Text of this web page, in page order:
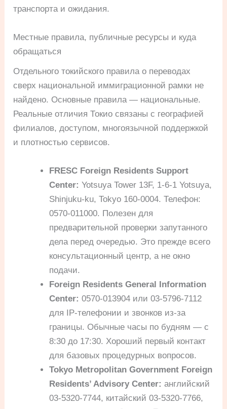
транспорта и ожидания.
Местные правила, публичные ресурсы и куда
обращаться
Отдельного токийского правила о переводах
сверх национальной иммиграционной рамки не
найдено. Основные правила — национальные.
Реальные отличия Токио связаны с географией
филиалов, доступом, многоязычной поддержкой
и плотностью сервисов.
FRESC Foreign Residents Support
Center: Yotsuya Tower 13F, 1-6-1 Yotsuya,
Shinjuku-ku, Tokyo 160-0004. Телефон:
0570-011000. Полезен для
предварительной проверки запутанного
дела перед очередью. Это прежде всего
консультационный центр, а не окно
подачи.
Foreign Residents General Information
Center: 0570-013904 или 03-5796-7112
для IP-телефонии и звонков из-за
границы. Обычные часы по будням — с
8:30 до 17:30. Хороший первый контакт
для базовых процедурных вопросов.
Tokyo Metropolitan Government Foreign
Residents’ Advisory Center: английский
03-5320-7744, китайский 03-5320-7766,